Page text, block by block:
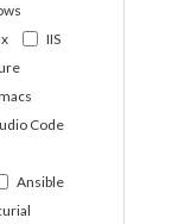
IIS
Code
Ansible